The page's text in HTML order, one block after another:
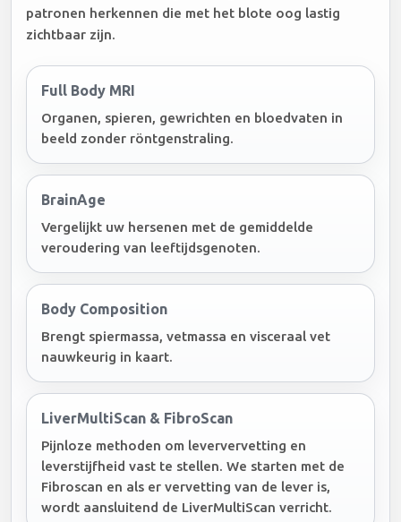
patronen herkennen die met het blote oog lastig
zichtbaar zijn.
Full Body MRI
Organen, spieren, gewrichten en bloedvaten in
beeld zonder röntgenstraling.
BrainAge
Vergelijkt uw hersenen met de gemiddelde
veroudering van leeftijdsgenoten.
Body Composition
Brengt spiermassa, vetmassa en visceraal vet
nauwkeurig in kaart.
LiverMultiScan & FibroScan
Pijnloze methoden om leververvetting en
leverstijfheid vast te stellen. We starten met de
Fibroscan en als er vervetting van de lever is,
wordt aansluitend de LiverMultiScan verricht.